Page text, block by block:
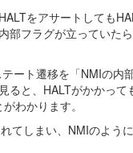
をアサートしても
フラグが立っていた
ート遷移を「NMIの
ると、HALTがかかっ
わかります。
てしまい、NMIのよう